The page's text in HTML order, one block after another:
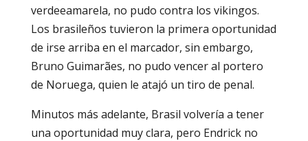
verdeeamarela, no pudo contra los vikingos.
Los brasileños tuvieron la primera oportunidad
de irse arriba en el marcador, sin embargo,
Bruno Guimarães, no pudo vencer al portero
de Noruega, quien le atajó un tiro de penal.
Minutos más adelante, Brasil volvería a tener
una oportunidad muy clara, pero Endrick no